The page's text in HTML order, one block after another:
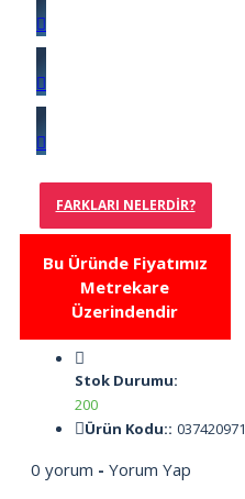
FARKLARI NELERDIR?
Bu Üründe Fiyatımız
Metrekare
Üzerindendir
Stok Durumu:
200
Ürün Kodu:: 037420971
0 yorum - Yorum Yap